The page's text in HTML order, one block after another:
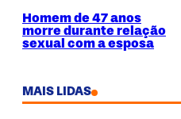
Homem de 47 anos
morre durante relação
sexual com a esposa
MAIS LIDAS